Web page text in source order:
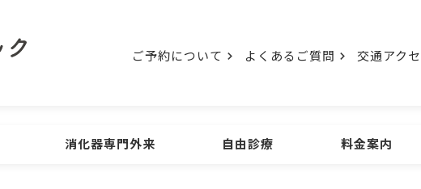
交通アク
よくあるご質問
ご予約について
消化器専門外来 自由診療 料金案内